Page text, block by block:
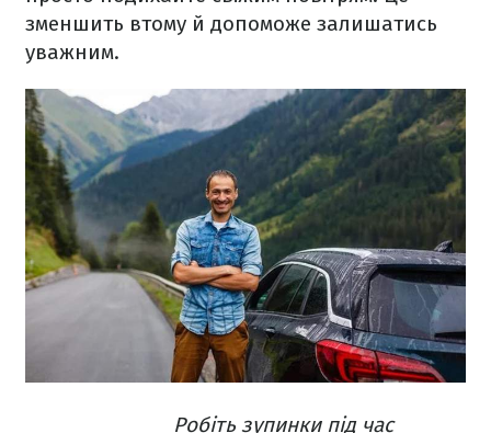
зменшить втому й допоможе залишатись
уважним.
Робіть зупинки під час